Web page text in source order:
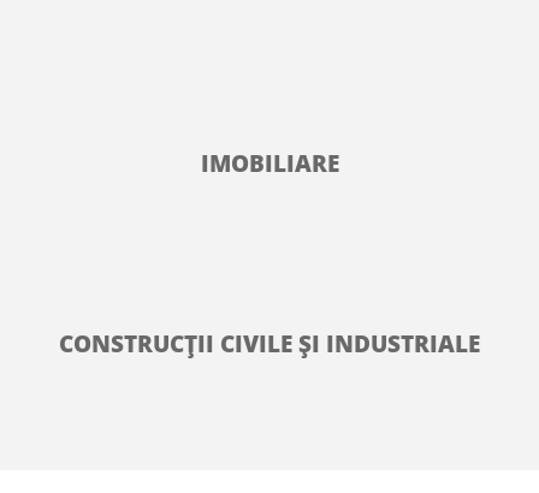
IMOBILIARE
CONSTRUCŢII CIVILE ŞI INDUSTRIALE